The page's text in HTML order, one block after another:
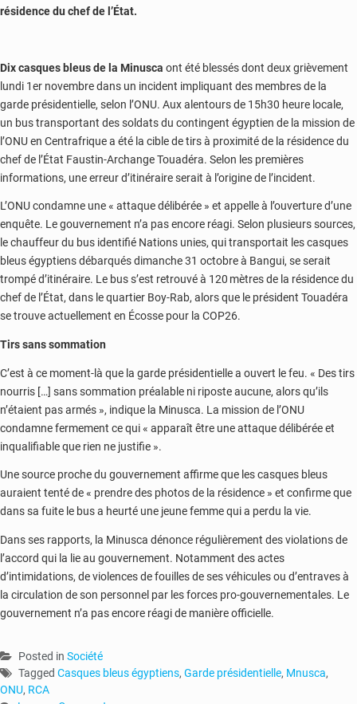
résidence du chef de l’État.
Dix casques bleus de la Minusca ont été blessés dont deux grièvement
lundi 1er novembre dans un incident impliquant des membres de la
garde présidentielle, selon l’ONU. Aux alentours de 15h30 heure locale,
un bus transportant des soldats du contingent égyptien de la mission de
l’ONU en Centrafrique a été la cible de tirs à proximité de la résidence du
chef de l’État Faustin-Archange Touadéra. Selon les premières
informations, une erreur d’itinéraire serait à l’origine de l’incident.
L’ONU condamne une « attaque délibérée » et appelle à l’ouverture d’une
enquête. Le gouvernement n’a pas encore réagi. Selon plusieurs sources,
le chauffeur du bus identifié Nations unies, qui transportait les casques
bleus égyptiens débarqués dimanche 31 octobre à Bangui, se serait
trompé d’itinéraire. Le bus s’est retrouvé à 120 mètres de la résidence du
chef de l’État, dans le quartier Boy-Rab, alors que le président Touadéra
se trouve actuellement en Écosse pour la COP26.
Tirs sans sommation
C’est à ce moment-là que la garde présidentielle a ouvert le feu. « Des tirs
nourris […] sans sommation préalable ni riposte aucune, alors qu’ils
n’étaient pas armés », indique la Minusca. La mission de l’ONU
condamne fermement ce qui « apparaît être une attaque délibérée et
inqualifiable que rien ne justifie ».
Une source proche du gouvernement affirme que les casques bleus
auraient tenté de « prendre des photos de la résidence » et confirme que
dans sa fuite le bus a heurté une jeune femme qui a perdu la vie.
Dans ses rapports, la Minusca dénonce régulièrement des violations de
l’accord qui la lie au gouvernement. Notamment des actes
d’intimidations, de violences de fouilles de ses véhicules ou d’entraves à
la circulation de son personnel par les forces pro-gouvernementales. Le
gouvernement n’a pas encore réagi de manière officielle.
Posted in Société
Tagged Casques bleus égyptiens, Garde présidentielle, Mnusca,
ONU, RCA